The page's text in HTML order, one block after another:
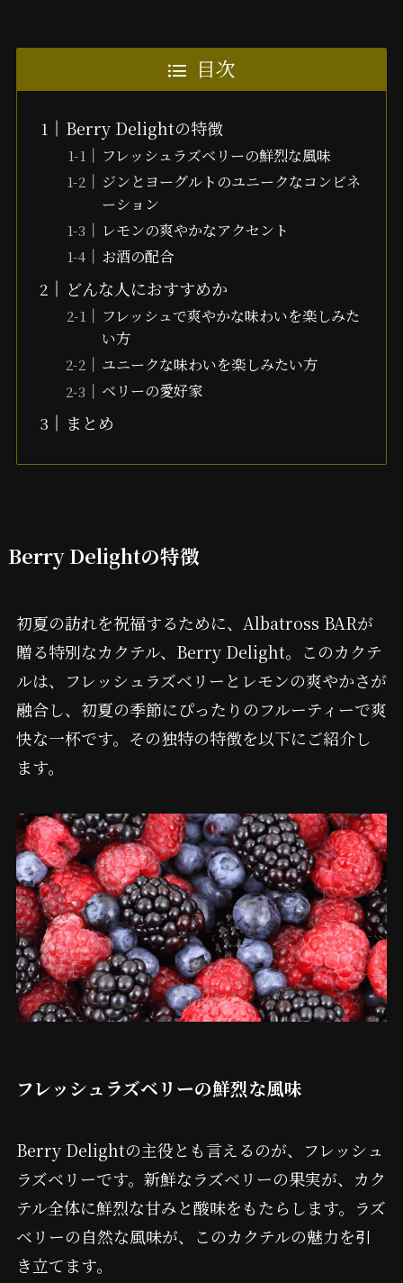
目次
Berry Delightの特徴
フレッシュラズベリーの鮮烈な風味
ジンとヨーグルトのユニークなコンビネ
ーション
レモンの爽やかなアクセント
お酒の配合
どんな人におすすめか
フレッシュで爽やかな味わいを楽しみた
い方
ユニークな味わいを楽しみたい方
ベリーの愛好家
まとめ
Berry Delightの特徴
初夏の訪れを祝福するために、Albatross BARが
贈る特別なカクテル、Berry Delight。このカクテ
ルは、フレッシュラズベリーとレモンの爽やかさが
融合し、初夏の季節にぴったりのフルーティーで爽
快な一杯です。その独特の特徴を以下にご紹介し
ます。
フレッシュラズベリーの鮮烈な風味
Berry Delightの主役とも言えるのが、フレッシュ
ラズベリーです。新鮮なラズベリーの果実が、カク
テル全体に鮮烈な甘みと酸味をもたらします。ラズ
ベリーの自然な風味が、このカクテルの魅力を引
き立てます。